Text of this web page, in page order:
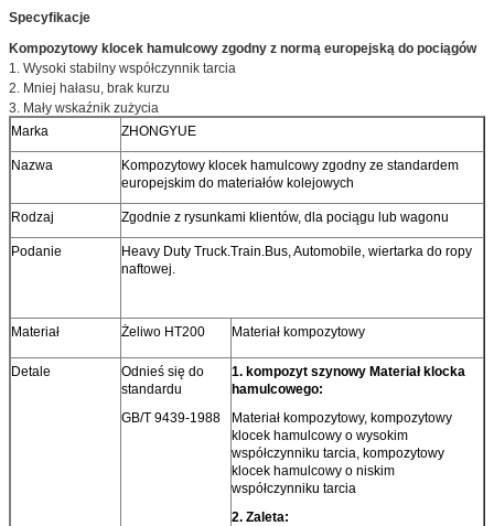
Specyfikacje
Kompozytowy klocek hamulcowy zgodny z normą europejską do pociągów
1. Wysoki stabilny współczynnik tarcia
2. Mniej hałasu, brak kurzu
3. Mały wskaźnik zużycia
Marka
ZHONGYUE
Nazwa
Kompozytowy klocek hamulcowy zgodny ze standardem
europejskim do materiałów kolejowych
Rodzaj Zgodnie z rysunkami klientów, dla pociągu lub wagonu
Podanie
Heavy Duty Truck.Train.Bus, Automobile, wiertarka do ropy
naftowej.
Materiał Żeliwo HT200 Materiał kompozytowy
Detale
Odnieś się do
standardu
GB/T 9439-1988
1. kompozyt szynowy Materiał klocka
hamulcowego:
Materiał kompozytowy, kompozytowy
klocek hamulcowy o wysokim
współczynniku tarcia, kompozytowy
klocek hamulcowy o niskim
współczynniku tarcia
2. Zaleta: